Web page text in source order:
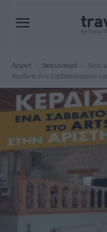
Αρχική Διαγωνισμοί
Νέος
Κερδίστε ένα Σαββατοκύριακο για